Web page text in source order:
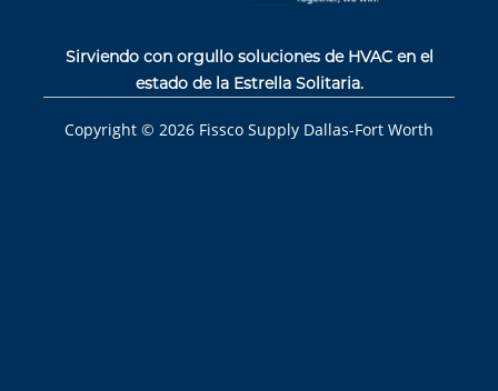
Sirviendo con orgullo soluciones de HVAC en el
estado de la Estrella Solitaria.
Copyright © 2026 Fissco Supply Dallas-Fort Worth